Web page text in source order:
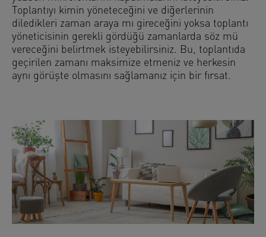
Toplantıyı kimin yöneteceğini ve diğerlerinin
diledikleri zaman araya mı gireceğini yoksa toplantı
yöneticisinin gerekli gördüğü zamanlarda söz mü
vereceğini belirtmek isteyebilirsiniz. Bu, toplantıda
geçirilen zamanı maksimize etmeniz ve herkesin
aynı görüşte olmasını sağlamanız için bir fırsat.